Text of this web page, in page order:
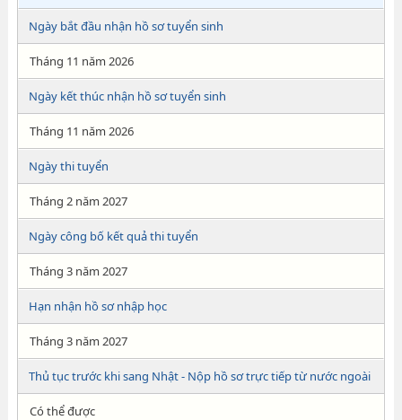
Ngày bắt đầu nhận hồ sơ tuyển sinh
Tháng 11 năm 2026
Ngày kết thúc nhận hồ sơ tuyển sinh
Tháng 11 năm 2026
Ngày thi tuyển
Tháng 2 năm 2027
Ngày công bố kết quả thi tuyển
Tháng 3 năm 2027
Hạn nhận hồ sơ nhập học
Tháng 3 năm 2027
Thủ tục trước khi sang Nhật - Nộp hồ sơ trực tiếp từ nước ngoài
Có thể được